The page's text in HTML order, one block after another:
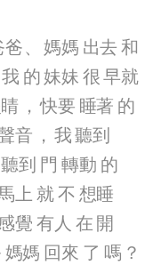
爸、 媽媽 出去 和
我 的妹妹 很早就
， 快要 睡著 的
音 ， 我聽到
聽到 門 轉動 的
上 就不 想睡
覺 有人 在 開
媽媽 回來 了 嗎 ？